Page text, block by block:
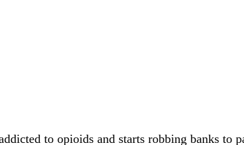
to opioids and starts robbing banks to